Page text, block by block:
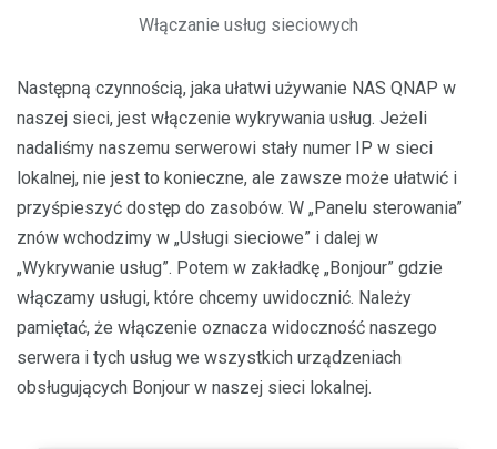
Włączanie usług sieciowych
Następną czynnością, jaka ułatwi używanie NAS QNAP w
naszej sieci, jest włączenie wykrywania usług. Jeżeli
nadaliśmy naszemu serwerowi stały numer IP w sieci
lokalnej, nie jest to konieczne, ale zawsze może ułatwić i
przyśpieszyć dostęp do zasobów. W „Panelu sterowania”
znów wchodzimy w „Usługi sieciowe” i dalej w
„Wykrywanie usług”. Potem w zakładkę „Bonjour” gdzie
włączamy usługi, które chcemy uwidocznić. Należy
pamiętać, że włączenie oznacza widoczność naszego
serwera i tych usług we wszystkich urządzeniach
obsługujących Bonjour w naszej sieci lokalnej.